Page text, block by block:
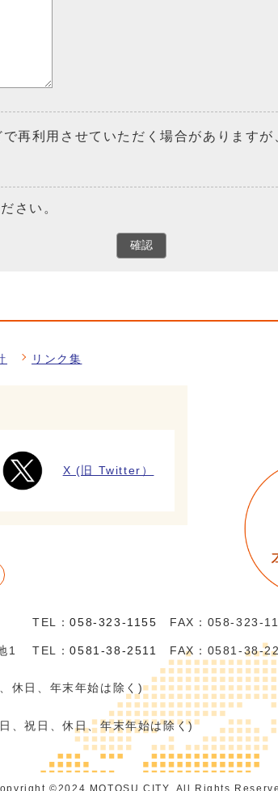
再利用させていただく場合がありますが
さい。
確認
リンク集
X (旧 Twitter）
TEL：058-323-1155 FAX：058-323-
1 TEL：0581-38-2511 FAX：0581-38-
休日、年末年始は除く)
祝日、休日、年末年始は除く)
©️2024 MOTOSU CITY. All Rights